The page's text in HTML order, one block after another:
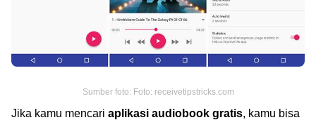
Sumber foto: Foto: receivetipstricks.com
Jika kamu mencari aplikasi audiobook gratis, kamu bisa